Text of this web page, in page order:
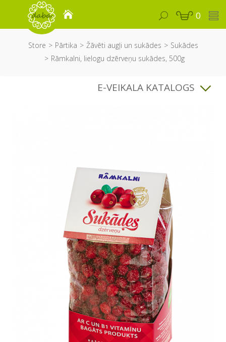
0
Store Pārtika Žāvēti augļi un sukādes
Sukādes
Rāmkalni, lielogu dzērveņu sukādes, 500g
E-VEIKALA KATALOGS